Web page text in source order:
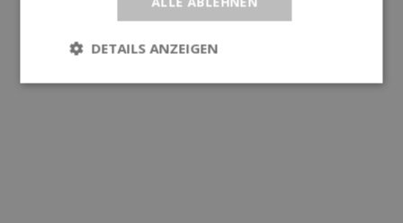
DETAILS ANZEIGEN